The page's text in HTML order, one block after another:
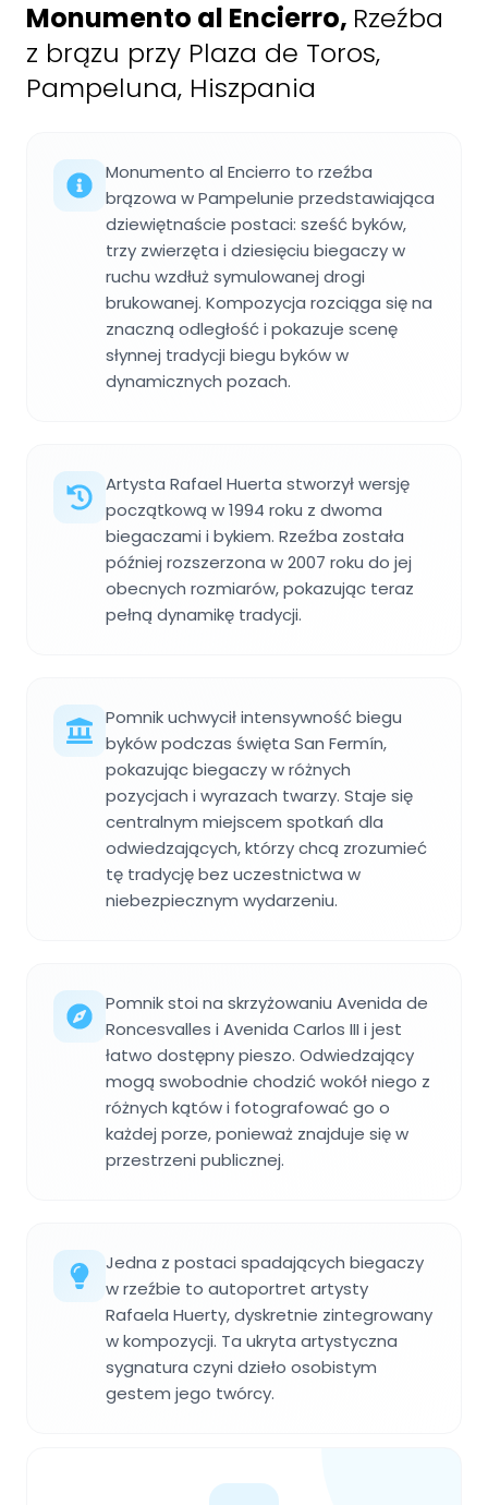
Monumento al Encierro, Rzeźba
z brązu przy Plaza de Toros,
Pampeluna, Hiszpania
Monumento al Encierro to rzeźba
brązowa w Pampelunie przedstawiająca
dziewiętnaście postaci: sześć byków,
trzy zwierzęta i dziesięciu biegaczy w
ruchu wzdłuż symulowanej drogi
brukowanej. Kompozycja rozciąga się na
znaczną odległość i pokazuje scenę
słynnej tradycji biegu byków w
dynamicznych pozach.
Artysta Rafael Huerta stworzył wersję
początkową w 1994 roku z dwoma
biegaczami i bykiem. Rzeźba została
później rozszerzona w 2007 roku do jej
obecnych rozmiarów, pokazując teraz
pełną dynamikę tradycji.
Pomnik uchwycił intensywność biegu
byków podczas święta San Fermín,
pokazując biegaczy w różnych
pozycjach i wyrazach twarzy. Staje się
centralnym miejscem spotkań dla
odwiedzających, którzy chcą zrozumieć
tę tradycję bez uczestnictwa w
niebezpiecznym wydarzeniu.
Pomnik stoi na skrzyżowaniu Avenida de
Roncesvalles i Avenida Carlos III i jest
łatwo dostępny pieszo. Odwiedzający
mogą swobodnie chodzić wokół niego z
różnych kątów i fotografować go o
każdej porze, ponieważ znajduje się w
przestrzeni publicznej.
Jedna z postaci spadających biegaczy
w rzeźbie to autoportret artysty
Rafaela Huerty, dyskretnie zintegrowany
w kompozycji. Ta ukryta artystyczna
sygnatura czyni dzieło osobistym
gestem jego twórcy.